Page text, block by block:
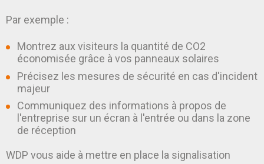
Par exemple :
Montrez aux visiteurs la quantité de CO2
économisée grâce à vos panneaux solaires
Précisez les mesures de sécurité en cas d'incident
majeur
Communiquez des informations à propos de
l'entreprise sur un écran à l'entrée ou dans la zone
de réception
WDP vous aide à mettre en place la signalisation